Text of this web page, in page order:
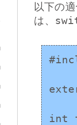
以下の
は、
int